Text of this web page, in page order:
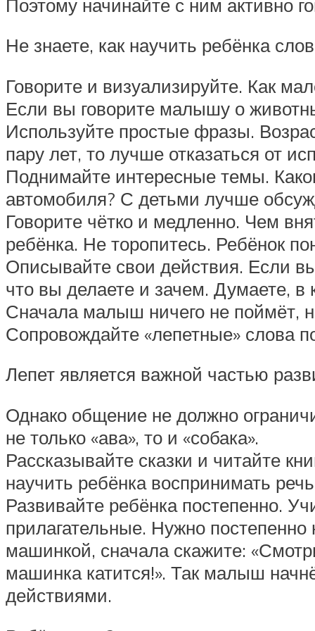
Поэтому начинайте с ним активно
Не знаете, как научить ребёнка
Говорите и визуализируйте. Как
Если вы говорите малышу о
Используйте простые фразы.
пару лет, то лучше отказаться от
Поднимайте интересные темы.
автомобиля? С детьми лучше
Говорите чётко и медленно. Чем
ребёнка. Не торопитесь. Ребёнок
Описывайте свои действия. Если
что вы делаете и зачем. Думаете,
Сначала малыш ничего не поймёт,
Сопровождайте «лепетные» слова
Лепет является важной частью
Однако общение не должно
не только «ава», то и «собака».
Рассказывайте сказки и читайте
научить ребёнка воспринимать
Развивайте ребёнка постепенно.
прилагательные. Нужно
машинкой, сначала скажите:
машинка катится!». Так малыш
действиями.